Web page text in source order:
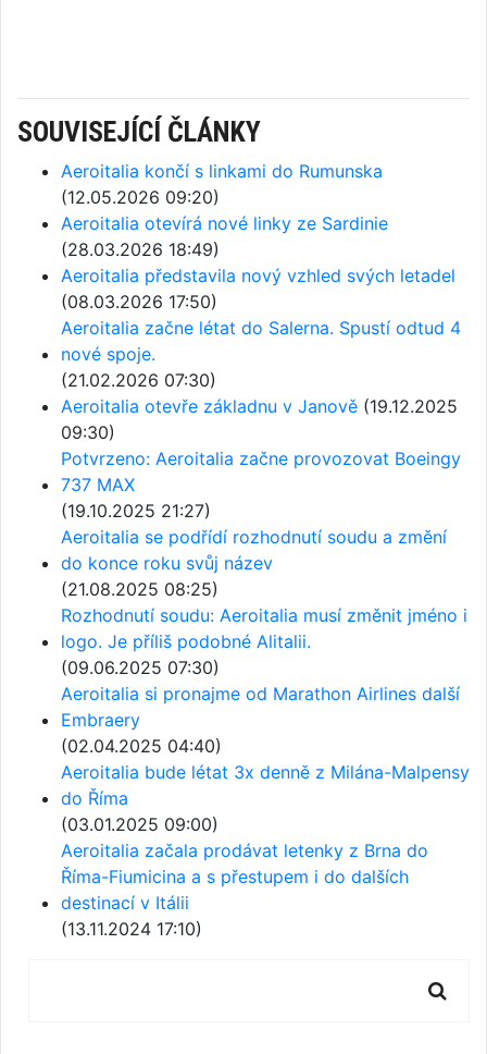
SOUVISEJÍCÍ ČLÁNKY
Aeroitalia končí s linkami do Rumunska
(12.05.2026 09:20)
Aeroitalia otevírá nové linky ze Sardinie
(28.03.2026 18:49)
Aeroitalia představila nový vzhled svých letadel
(08.03.2026 17:50)
Aeroitalia začne létat do Salerna. Spustí odtud 4
nové spoje.
(21.02.2026 07:30)
Aeroitalia otevře základnu v Janově (19.12.2025
09:30)
Potvrzeno: Aeroitalia začne provozovat Boeingy
737 MAX
(19.10.2025 21:27)
Aeroitalia se podřídí rozhodnutí soudu a změní
do konce roku svůj název
(21.08.2025 08:25)
Rozhodnutí soudu: Aeroitalia musí změnit jméno i
logo. Je příliš podobné Alitalii.
(09.06.2025 07:30)
Aeroitalia si pronajme od Marathon Airlines další
Embraery
(02.04.2025 04:40)
Aeroitalia bude létat 3x denně z Milána-Malpensy
do Říma
(03.01.2025 09:00)
Aeroitalia začala prodávat letenky z Brna do
Říma-Fiumicina a s přestupem i do dalších
destinací v Itálii
(13.11.2024 17:10)